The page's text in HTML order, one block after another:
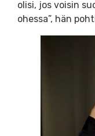
olisi, jos voisin
ohessa”, hän